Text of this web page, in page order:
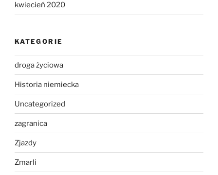
kwiecień 2020
KATEGORIE
droga życiowa
Historia niemiecka
Uncategorized
zagranica
Zjazdy
Zmarli